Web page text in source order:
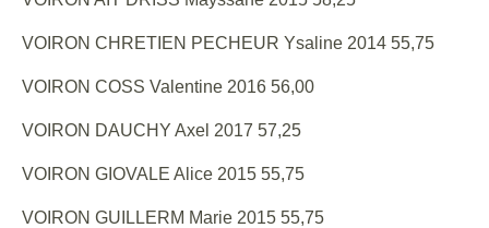
VOIRON CHRETIEN PECHEUR Ysaline 2014 55,75
VOIRON COSS Valentine 2016 56,00
VOIRON DAUCHY Axel 2017 57,25
VOIRON GIOVALE Alice 2015 55,75
VOIRON GUILLERM Marie 2015 55,75